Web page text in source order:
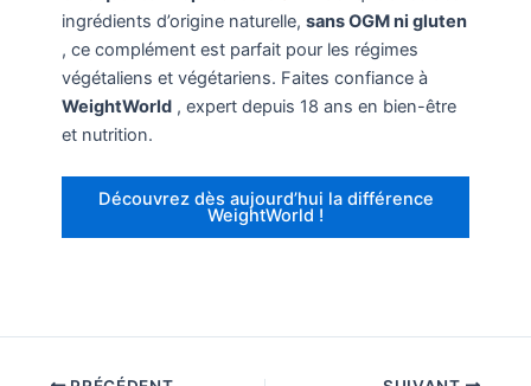
ingrédients d’origine naturelle, sans OGM ni gluten
, ce complément est parfait pour les régimes
végétaliens et végétariens. Faites confiance à
WeightWorld, expert depuis 18 ans en bien-être
et nutrition.
Découvrez dès aujourd’hui la différence
WeightWorld !